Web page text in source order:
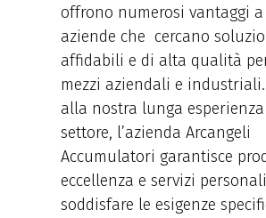
offrono numerosi vantaggi
aziende che cercano
affidabili e di alta qualità
mezzi aziendali e industriali.
alla nostra lunga
settore, l’azienda Arcangeli
Accumulatori garantisce
eccellenza e servizi
soddisfare le esigenze